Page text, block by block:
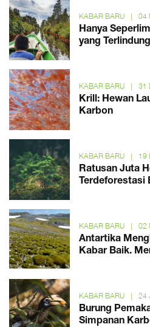
KABAR BARU | 04
Hanya
yang
KABAR BARU | 31
Krill: Hewan
Karbon
KABAR BARU | 19
Ratusan Juta
Terdeforestasi
KABAR BARU | 02
Antartika
Kabar Baik.
KABAR BARU | 24
Burung
Simpanan